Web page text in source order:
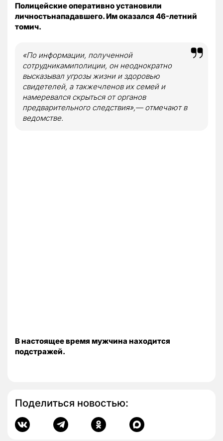
Полицейские оперативно установили
личностьнападавшего. Им оказался 46-летний
томич.
«По информации, полученной
сотрудникамиполиции, он неоднократно
высказывал угрозы жизни и здоровью
свидетелей, а такжечленов их семей и
намеревался скрыться от органов
предварительного следствия»,— отмечают в
ведомстве.
В настоящее время мужчина находится
подстражей.
Поделиться новостью: